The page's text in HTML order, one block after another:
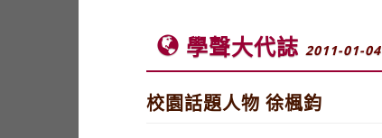
學聲大代誌 2011-01-04
校園話題人物 徐楓鈞